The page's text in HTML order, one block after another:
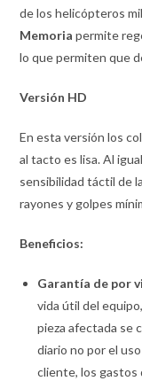
de los helicópteros
Memoria permite
lo que permiten que
Versión HD
En esta versión los
al tacto es lisa. Al
sensibilidad táctil de
rayones y golpes
Beneficios:
Garantía de por
vida útil del
pieza afectada se
diario no por el
cliente, los gastos